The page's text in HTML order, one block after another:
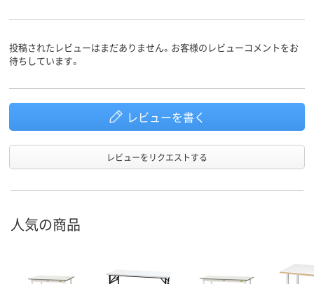
投稿されたレビューはまだありません。お客様のレビューコメントをお
待ちしています。
レビューを書く
レビューをリクエストする
人気の商品